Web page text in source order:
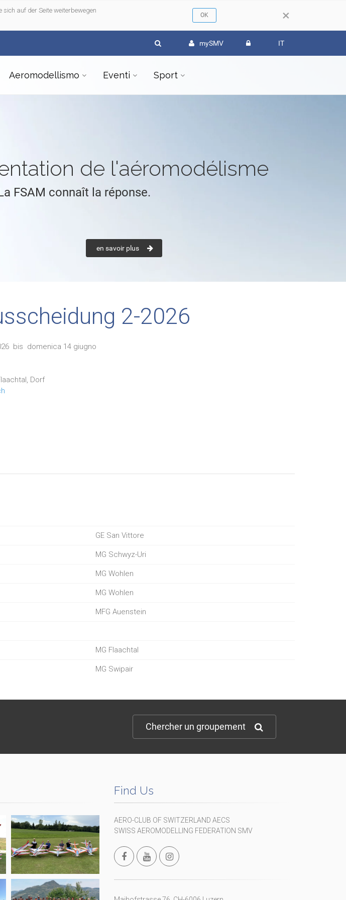
×
sich auf der Seite weiterbewegen
mySMV IT
Aeromodellismo Eventi Sport
de l'aéromodélisme
FSAM connaît la réponse.
en savoir plus
2-2026
bis domenica 14 giugno
Dorf
GE San Vittore
MG Schwyz-Uri
MG Wohlen
MG Wohlen
MFG Auenstein
MG Flaachtal
MG Swipair
Chercher un groupement
Find Us
AERO-CLUB OF SWITZERLAND AECS
SWISS AEROMODELLING FEDERATION SMV